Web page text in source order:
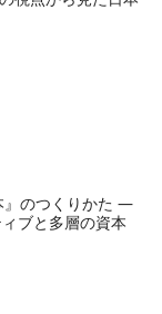
』のつくりかた —
ブと多層の資本